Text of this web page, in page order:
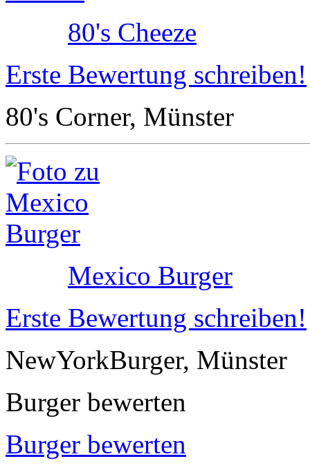
80's Cheeze
Erste Bewertung schreiben!
80's Corner, Münster
Mexico Burger
Erste Bewertung schreiben!
NewYorkBurger, Münster
Burger bewerten
Burger bewerten